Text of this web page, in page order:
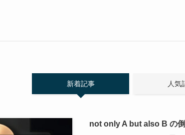
新着記事 人気
not only A but also B の